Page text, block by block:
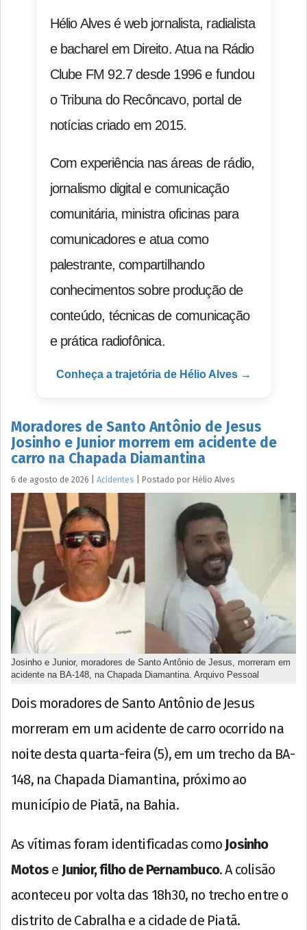
Hélio Alves é web jornalista, radialista
e bacharel em Direito. Atua na Rádio
Clube FM 92.7 desde 1996 e fundou
o Tribuna do Recôncavo, portal de
notícias criado em 2015.
Com experiência nas áreas de rádio,
jornalismo digital e comunicação
comunitária, ministra oficinas para
comunicadores e atua como
palestrante, compartilhando
conhecimentos sobre produção de
conteúdo, técnicas de comunicação
e prática radiofônica.
Conheça a trajetória de Hélio Alves →
Moradores de Santo Antônio de Jesus
Josinho e Junior morrem em acidente de
carro na Chapada Diamantina
6 de agosto de 2026 Acidentes Postado por Hélio Alves
Josinho e Junior, moradores de Santo Antônio de Jesus, morreram em
acidente na BA-148, na Chapada Diamantina. Arquivo Pessoal
Dois moradores de Santo Antônio de Jesus
morreram em um acidente de carro ocorrido na
noite desta quarta-feira (5), em um trecho da BA-
148, na Chapada Diamantina, próximo ao
município de Piatã, na Bahia.
As vítimas foram identificadas como Josinho
Motos e Junior, filho de Pernambuco. A colisão
aconteceu por volta das 18h30, no trecho entre o
distrito de Cabralha e a cidade de Piatã.